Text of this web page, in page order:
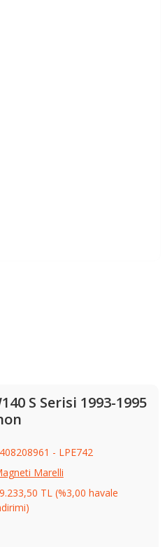
S Serisi 1993-1995
- LPE742
Marelli
TL (%3,00 havale